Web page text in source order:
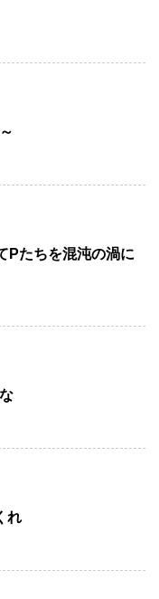
Pたちを混沌の渦に
れ